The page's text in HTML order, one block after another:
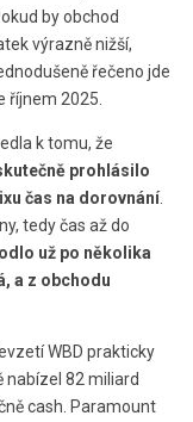
by obchod
výrazně nižší,
řečeno jde
říjnem 2025.
k tomu, že
prohlásilo
čas na dorovnání
tedy čas až do
už po několika
a z obchodu
WBD prakticky
nabízel 82 miliard
cash. Paramount